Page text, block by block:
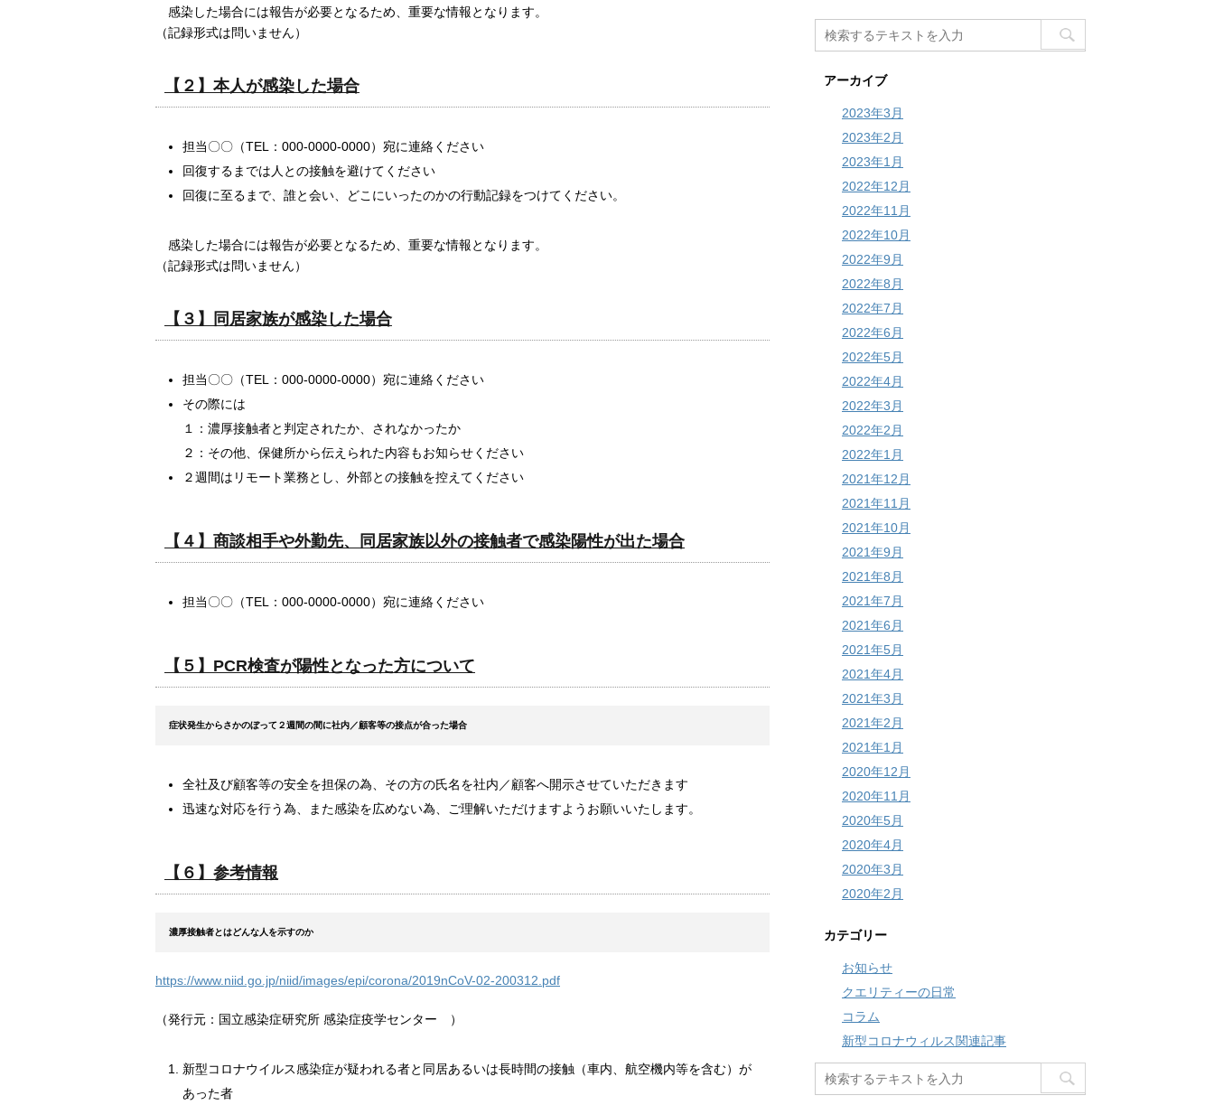
感染した場合には報告が必要となるため、重要な情報となります。
（記録形式は問いません）
【２】本人が感染した場合
担当〇〇（TEL：000-0000-0000）宛に連絡ください
回復するまでは人との接触を避けてください
回復に至るまで、誰と会い、どこにいったのかの行動記録をつけてください。
感染した場合には報告が必要となるため、重要な情報となります。
（記録形式は問いません）
【３】同居家族が感染した場合
担当〇〇（TEL：000-0000-0000）宛に連絡ください
その際には
１：濃厚接触者と判定されたか、されなかったか
２：その他、保健所から伝えられた内容もお知らせください
２週間はリモート業務とし、外部との接触を控えてください
【４】商談相手や外勤先、同居家族以外の接触者で感染陽性が出た場合
担当〇〇（TEL：000-0000-0000）宛に連絡ください
【５】PCR検査が陽性となった方について
症状発生からさかのぼって２週間の間に社内／顧客等の接点が合った場合
全社及び顧客等の安全を担保の為、その方の氏名を社内／顧客へ開示させていただきます
迅速な対応を行う為、また感染を広めない為、ご理解いただけますようお願いいたします。
【６】参考情報
濃厚接触者とはどんな人を示すのか
https://www.niid.go.jp/niid/images/epi/corona/2019nCoV-02-200312.pdf
（発行元：国立感染症研究所 感染症疫学センター ）
新型コロナウイルス感染症が疑われる者と同居あるいは長時間の接触（車内、航空機内等を含む）が
あった者
アーカイブ
2023年3月
2023年2月
2023年1月
2022年12月
2022年11月
2022年10月
2022年9月
2022年8月
2022年7月
2022年6月
2022年5月
2022年4月
2022年3月
2022年2月
2022年1月
2021年12月
2021年11月
2021年10月
2021年9月
2021年8月
2021年7月
2021年6月
2021年5月
2021年4月
2021年3月
2021年2月
2021年1月
2020年12月
2020年11月
2020年5月
2020年4月
2020年3月
2020年2月
カテゴリー
お知らせ
クエリティーの日常
コラム
新型コロナウィルス関連記事